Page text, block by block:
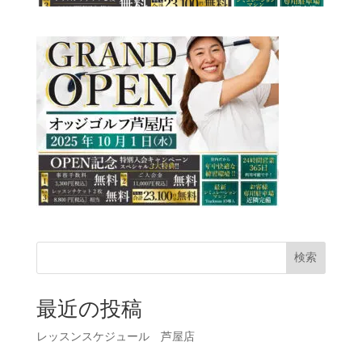
検索
最近の投稿
レッスンスケジュール 芦屋店